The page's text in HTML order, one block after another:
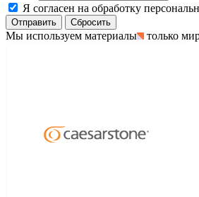
Я согласен на обработку
Сбросить
Мы используем материалы только